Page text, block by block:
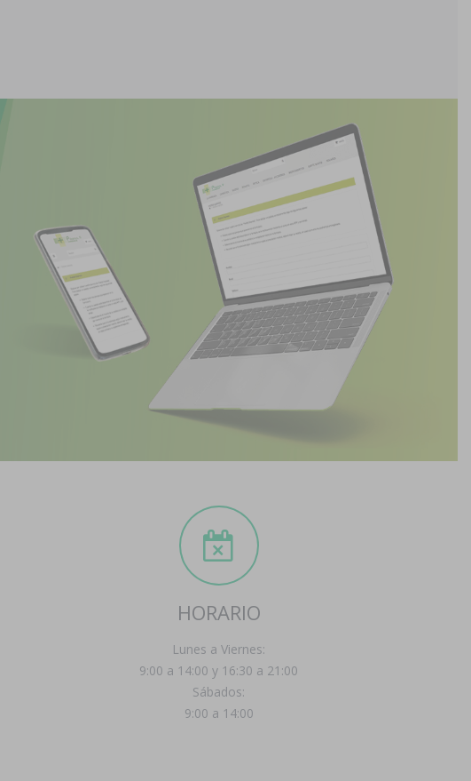
HORARIO
Lunes a Viernes:
9:00 a 14:00 y 16:30 a 21:00
Sábados:
9:00 a 14:00